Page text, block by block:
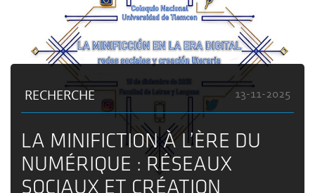
RECHERCHE 13-11-2025
LA MINIFICTION À L’ÈRE DU
NUMÉRIQUE : RÉSEAUX
SOCIAUX ET CRÉATION